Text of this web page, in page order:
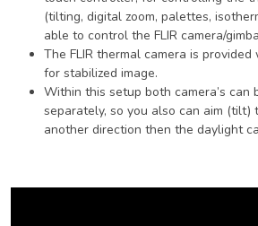
(tilting, digital zoom, palettes,
able to control the FLIR camera/
The FLIR thermal camera is
for stabilized image.
Within this setup both camera’s can
separately, so you also can aim (tilt)
another direction then the daylight